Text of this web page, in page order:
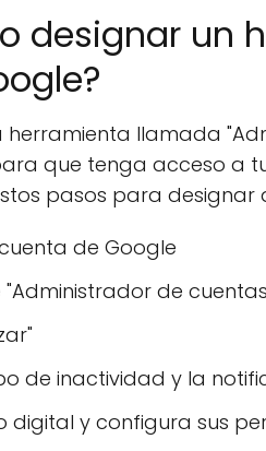
designar un
llamada
que tenga acceso a
pasos para designar
de Google
de
de inactividad y la
digital y configura sus